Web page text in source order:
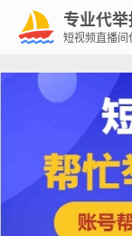
专业代举
短视频直播间